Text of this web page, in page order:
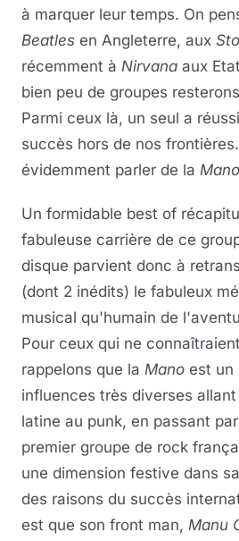
à marquer leur temps. On
Beatles en Angleterre, aux
récemment à Nirvana aux
bien peu de groupes
Parmi ceux là, un seul a
succès hors de nos
évidemment parler de la
Un formidable best of
fabuleuse carrière de ce
disque parvient donc à
(dont 2 inédits) le fabuleux
musical qu'humain de
Pour ceux qui ne
rappelons que la Mano est un
influences très diverses
latine au punk, en passant
premier groupe de rock
une dimension festive dans
des raisons du succès
est que son front man, Manu